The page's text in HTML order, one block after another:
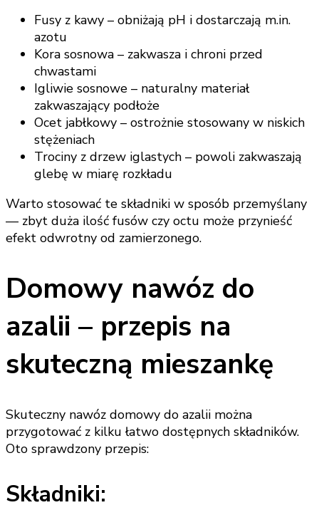
Fusy z kawy – obniżają pH i dostarczają m.in.
azotu
Kora sosnowa – zakwasza i chroni przed
chwastami
Igliwie sosnowe – naturalny materiał
zakwaszający podłoże
Ocet jabłkowy – ostrożnie stosowany w niskich
stężeniach
Trociny z drzew iglastych – powoli zakwaszają
glebę w miarę rozkładu
Warto stosować te składniki w sposób przemyślany
— zbyt duża ilość fusów czy octu może przynieść
efekt odwrotny od zamierzonego.
Domowy nawóz do
azalii – przepis na
skuteczną mieszankę
Skuteczny nawóz domowy do azalii można
przygotować z kilku łatwo dostępnych składników.
Oto sprawdzony przepis:
Składniki: